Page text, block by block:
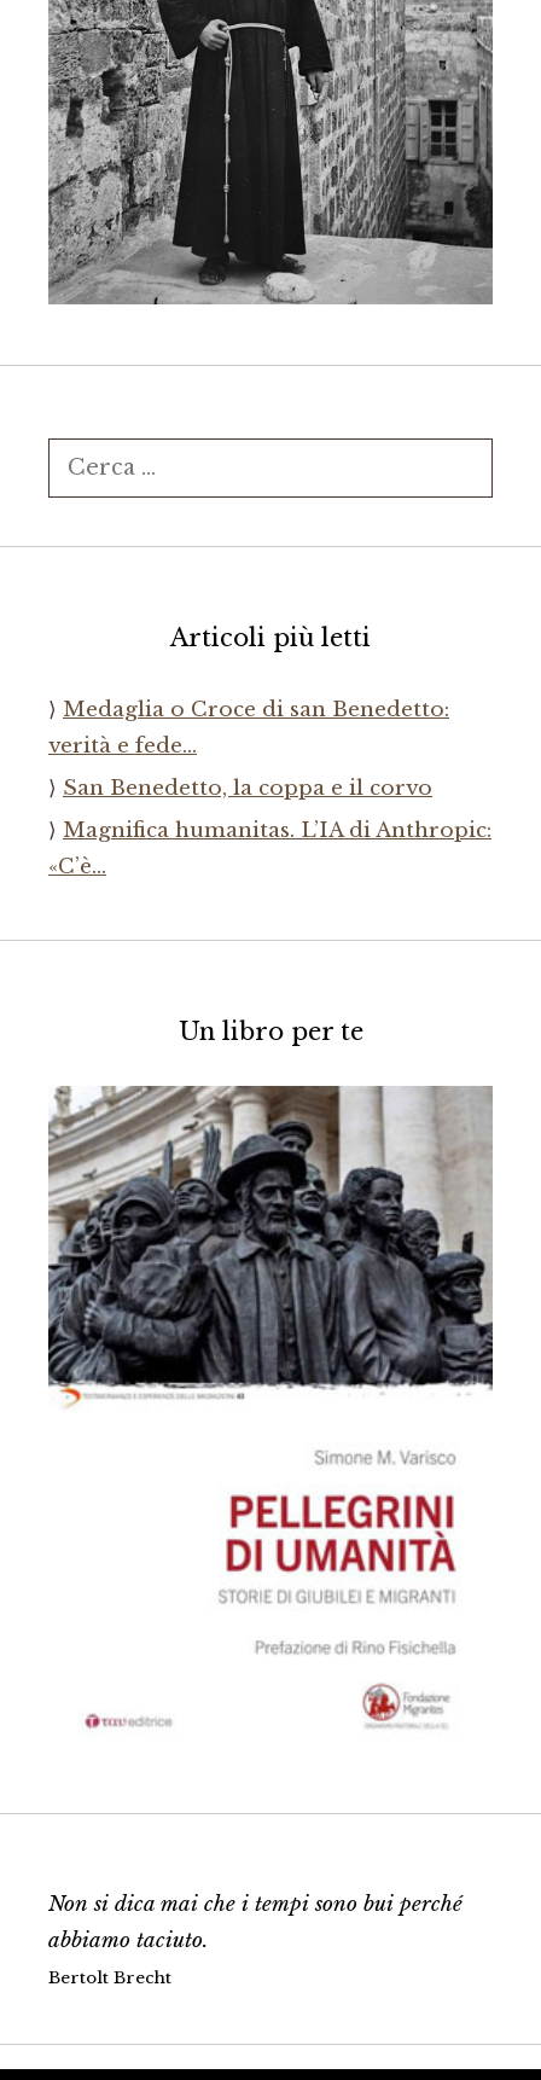
Ricerca
per:
Articoli più letti
Medaglia o Croce di san Benedetto:
verità e fede…
San Benedetto, la coppa e il corvo
Magnifica humanitas. L’IA di Anthropic:
«C’è…
Un libro per te
Non si dica mai che i tempi sono bui perché
abbiamo taciuto.
Bertolt Brecht